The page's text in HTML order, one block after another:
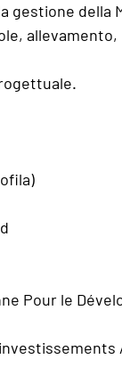
gestione della
Pour le